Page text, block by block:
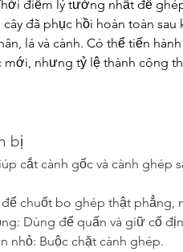
điểm lý tưởng nhất để
đã phục hồi hoàn toàn sau
lá và cành. Có thể tiến
mới, nhưng tỷ lệ thành công
bị
cắt cành gốc và cành ghép
chuốt bo ghép thật phẳng,
Dùng để quấn và giữ cố
nhỏ: Buộc chặt cành ghép.